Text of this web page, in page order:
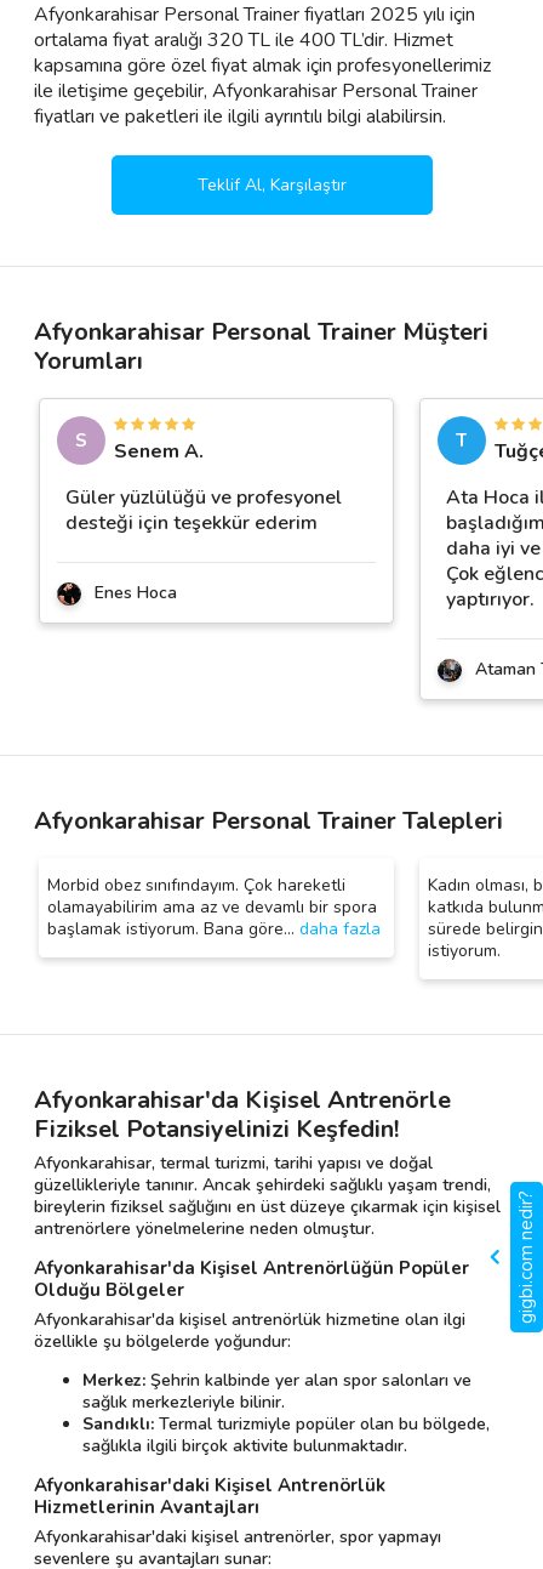
Afyonkarahisar Personal Trainer fiyatları 2025 yılı için
ortalama fiyat aralığı 320 TL ile 400 TL’dir. Hizmet
kapsamına göre özel fiyat almak için profesyonellerimiz
ile iletişime geçebilir, Afyonkarahisar Personal Trainer
fiyatları ve paketleri ile ilgili ayrıntılı bilgi alabilirsin.
Teklif Al, Karşılaştır
Afyonkarahisar Personal Trainer Müşteri
Yorumları
S
Senem A.
Güler yüzlülüğü ve profesyonel
desteği için teşekkür ederim
Enes Hoca
T
Ata Hoca
daha iyi
Çok
yaptırıyor.
Ataman
Afyonkarahisar Personal Trainer Talepleri
Morbid obez sınıfındayım. Çok hareketli
olamayabilirim ama az ve devamlı bir spora
başlamak istiyorum. Bana göre… daha fazla
Kadın olması,
katkıda
sürede
istiyorum.
Afyonkarahisar'da Kişisel Antrenörle
Fiziksel Potansiyelinizi Keşfedin!
Afyonkarahisar, termal turizmi, tarihi yapısı ve doğal
güzellikleriyle tanınır. Ancak şehirdeki sağlıklı yaşam trendi,
bireylerin fiziksel sağlığını en üst düzeye çıkarmak için kişisel
antrenörlere yönelmelerine neden olmuştur.
Afyonkarahisar'da Kişisel Antrenörlüğün Popüler
Olduğu Bölgeler
Afyonkarahisar'da kişisel antrenörlük hizmetine olan ilgi
özellikle şu bölgelerde yoğundur:
Merkez: Şehrin kalbinde yer alan spor salonları ve
sağlık merkezleriyle bilinir.
Sandıklı: Termal turizmiyle popüler olan bu bölgede,
sağlıkla ilgili birçok aktivite bulunmaktadır.
Afyonkarahisar'daki Kişisel Antrenörlük
Hizmetlerinin Avantajları
Afyonkarahisar'daki kişisel antrenörler, spor yapmayı
sevenlere şu avantajları sunar:
gigbi.com nedir?